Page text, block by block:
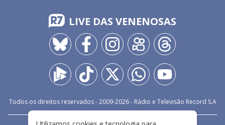
LIVE DAS VENENOSAS
Todos os direitos reservados - 2009-2026- Rádio e Televisão Record S.A